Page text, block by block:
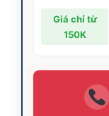
Giá chỉ từ
150K